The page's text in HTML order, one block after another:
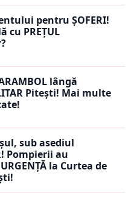
pentru ȘOFERI!
cu PREȚUL
lângă
Pitești! Mai multe
sub asediul
Pompierii au
la Curtea de